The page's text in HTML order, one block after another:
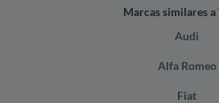
Marcas similares a
Audi
Alfa Romeo
Fiat